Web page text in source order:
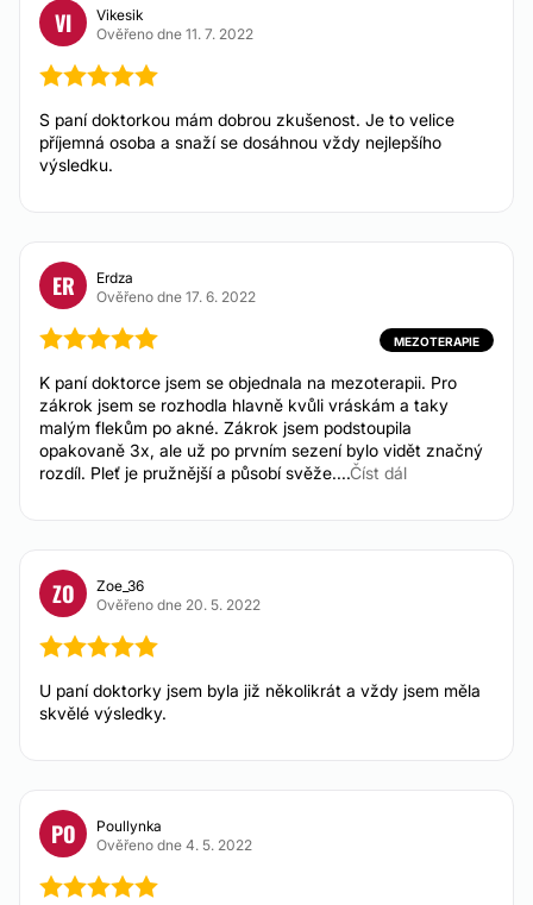
ESTETICKÁ MEDICÍNA
Botulotoxin
Od 5.100 Kč
Zvětšení rtů kyselinou hyaluronovou
Injekční výplně
Od 5.100 Kč
Od 10.000 Kč
Od 7.100 Kč
Odstranění vrásek
Od 5.100 Kč
Zvětšení rtů
Mezonitě
Botulotoxin proti pocení
Nadměrné pocení
KOSMETICKÁ OŠETŘENÍ
Odstranění strií
Od 3.500 Kč
VI
Vikesik
Ověřeno dne 11. 7. 2022
S paní doktorkou mám dobrou zkušenost. Je to velice
příjemná osoba a snaží se dosáhnou vždy nejlepšího
výsledku.
ER
Erdza
Ověřeno dne 17. 6. 2022
MEZOTERAPIE
K paní doktorce jsem se objednala na mezoterapii. Pro
zákrok jsem se rozhodla hlavně kvůli vráskám a taky
malým flekům po akné. Zákrok jsem podstoupila
opakovaně 3x, ale už po prvním sezení bylo vidět značný
rozdíl. Pleť je pružnější a působí svěže....Číst dál
ZO
Zoe_36
Ověřeno dne 20. 5. 2022
U paní doktorky jsem byla již několikrát a vždy jsem měla
skvělé výsledky.
PO
Poullynka
Ověřeno dne 4. 5. 2022